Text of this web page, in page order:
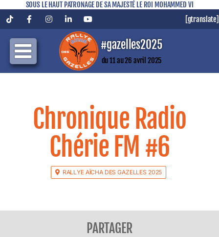
SOUS LE HAUT PATRONAGE DE SA MAJESTÉ LE ROI MOHAMMED VI
TiktokFacebookInstagramLinkedInYouTube [gtranslate]
#gazelles2025
du 11 au 26 avril 2025
Chronique Radio
Chérie FM #6
RALLYE AÏCHA DES GAZELLES 2025
PARTAGER